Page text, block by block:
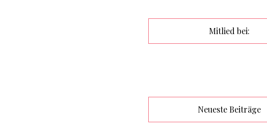
Mitlied bei:
Neueste Beiträge